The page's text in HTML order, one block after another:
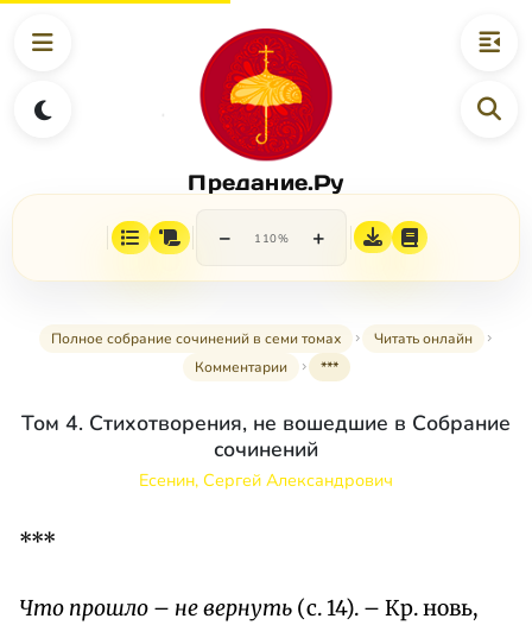
Предание.Ру
− 110% +
Полное собрание сочинений в семи томах
Читать онлайн
Комментарии
***
Том 4. Стихотворения, не вошедшие в Собрание
сочинений
Есенин, Сергей Александрович
***
Что прошло – не вернуть (с. 14). – Кр. новь,